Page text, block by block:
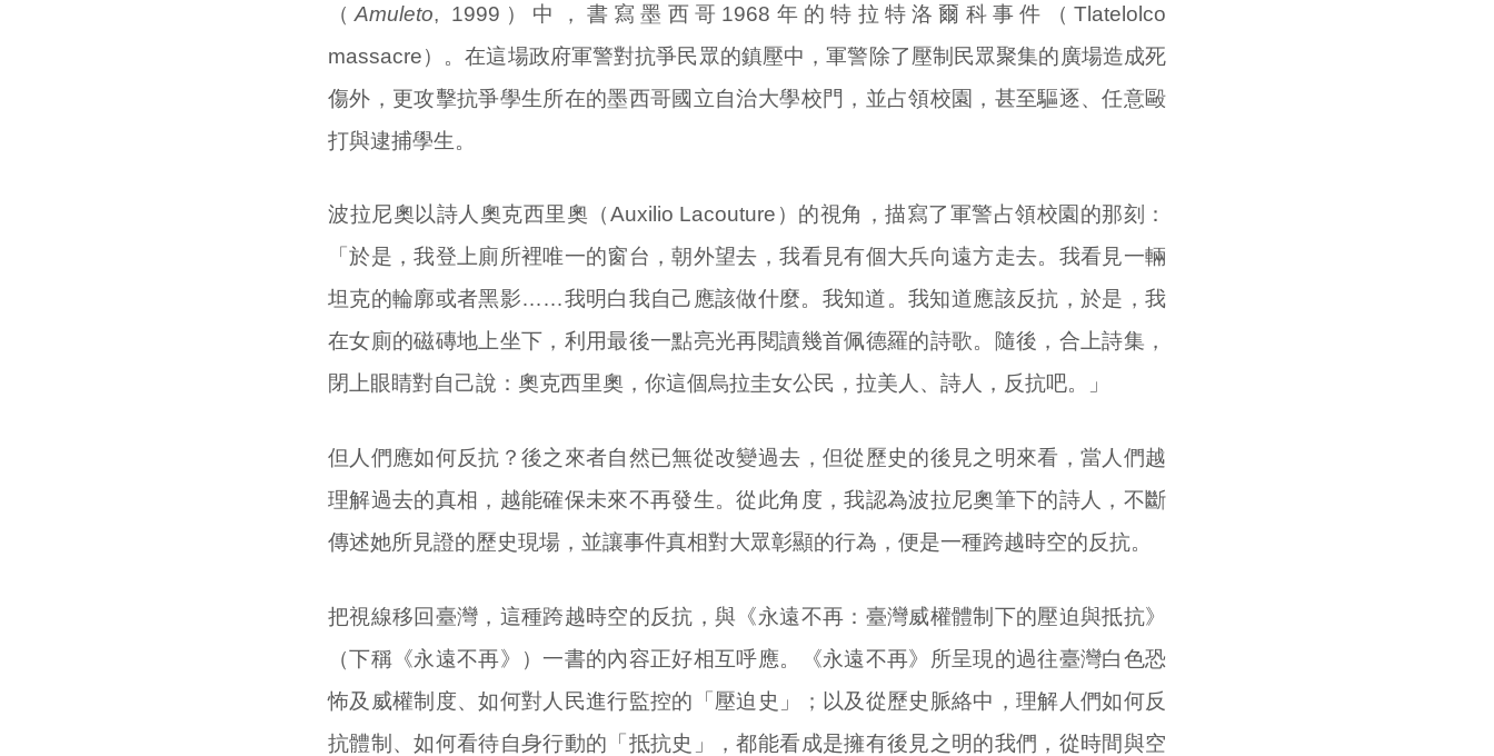
（Amuleto, 1999）中，書寫墨西哥1968年的特拉特洛爾科事件（Tlatelolco
massacre）。在這場政府軍警對抗爭民眾的鎮壓中，軍警除了壓制民眾聚集的廣場造成死
傷外，更攻擊抗爭學生所在的墨西哥國立自治大學校門，並占領校園，甚至驅逐、任意毆
打與逮捕學生。
波拉尼奧以詩人奧克西里奧（Auxilio Lacouture）的視角，描寫了軍警占領校園的那刻：
「於是，我登上廁所裡唯一的窗台，朝外望去，我看見有個大兵向遠方走去。我看見一輛
坦克的輪廓或者黑影……我明白我自己應該做什麼。我知道。我知道應該反抗，於是，我
在女廁的磁磚地上坐下，利用最後一點亮光再閱讀幾首佩德羅的詩歌。隨後，合上詩集，
閉上眼睛對自己說：奧克西里奧，你這個烏拉圭女公民，拉美人、詩人，反抗吧。」
但人們應如何反抗？後之來者自然已無從改變過去，但從歷史的後見之明來看，當人們越
理解過去的真相，越能確保未來不再發生。從此角度，我認為波拉尼奧筆下的詩人，不斷
傳述她所見證的歷史現場，並讓事件真相對大眾彰顯的行為，便是一種跨越時空的反抗。
把視線移回臺灣，這種跨越時空的反抗，與《永遠不再：臺灣威權體制下的壓迫與抵抗》
（下稱《永遠不再》）一書的內容正好相互呼應。《永遠不再》所呈現的過往臺灣白色恐
怖及威權制度、如何對人民進行監控的「壓迫史」；以及從歷史脈絡中，理解人們如何反
抗體制、如何看待自身行動的「抵抗史」，都能看成是擁有後見之明的我們，從時間與空